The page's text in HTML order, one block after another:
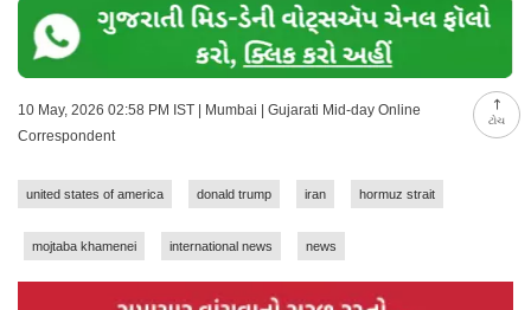
ટોચ
10 May, 2026 02:58 PM IST | Mumbai | Gujarati Mid-day Online
Correspondent
united states of america donald trump iran hormuz strait
mojtaba khamenei international news news